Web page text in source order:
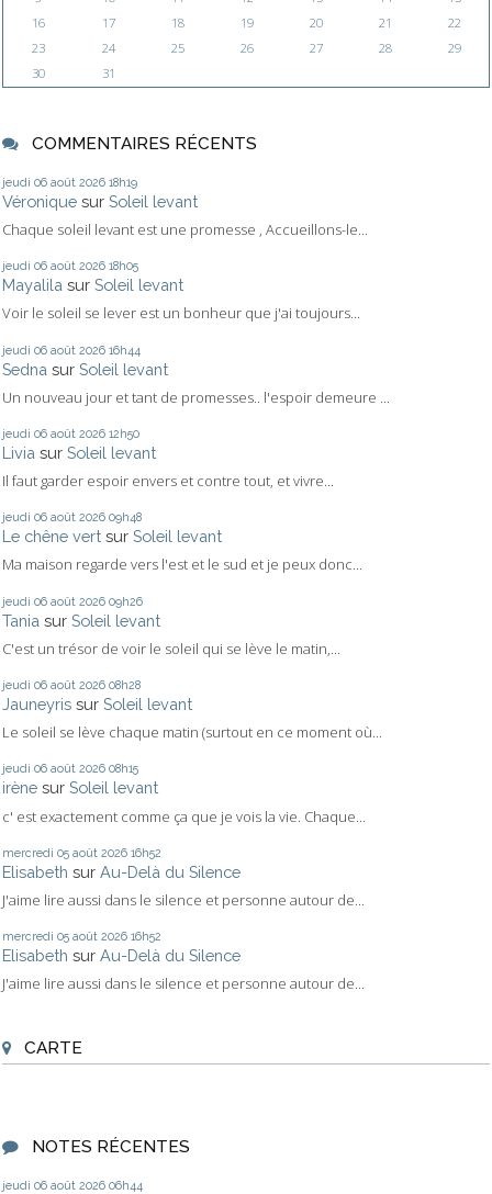
16
17 18 19 20 21
22
23
24 25 26 27 28
29
30
31
COMMENTAIRES RÉCENTS
jeudi 06 août 2026 18h19
Véronique sur Soleil levant
Chaque soleil levant est une promesse , Accueillons-le...
jeudi 06 août 2026 18h05
Mayalila sur Soleil levant
Voir le soleil se lever est un bonheur que j'ai toujours...
jeudi 06 août 2026 16h44
Sedna sur Soleil levant
Un nouveau jour et tant de promesses.. l'espoir demeure ...
jeudi 06 août 2026 12h50
Livia sur Soleil levant
Il faut garder espoir envers et contre tout, et vivre...
jeudi 06 août 2026 09h48
Le chêne vert sur Soleil levant
Ma maison regarde vers l'est et le sud et je peux donc...
jeudi 06 août 2026 09h26
Tania sur Soleil levant
C'est un trésor de voir le soleil qui se lève le matin,...
jeudi 06 août 2026 08h28
Jauneyris sur Soleil levant
Le soleil se lève chaque matin (surtout en ce moment où...
jeudi 06 août 2026 08h15
irène sur Soleil levant
c' est exactement comme ça que je vois la vie. Chaque...
mercredi 05 août 2026 16h52
Elisabeth sur Au-Delà du Silence
J'aime lire aussi dans le silence et personne autour de...
mercredi 05 août 2026 16h52
Elisabeth sur Au-Delà du Silence
J'aime lire aussi dans le silence et personne autour de...
CARTE
NOTES RÉCENTES
jeudi 06 août 2026 06h44